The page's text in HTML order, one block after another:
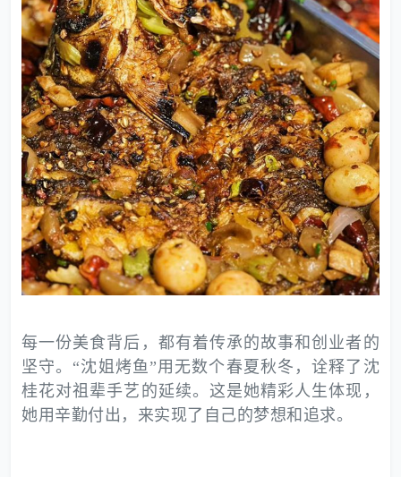
每一份美食背后，都有着传承的故事和创业者的
坚守。“沈姐烤鱼”用无数个春夏秋冬，诠释了沈
桂花对祖辈手艺的延续。这是她精彩人生体现，
她用辛勤付出，来实现了自己的梦想和追求。